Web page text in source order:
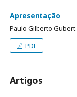
Apresentação
Paulo Gilberto Gubert
PDF
Artigos